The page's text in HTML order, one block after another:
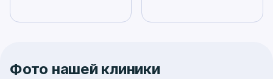
Фото нашей клиники